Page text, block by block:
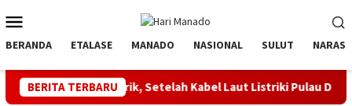
ke
kontenMobile
BERANDA ETALASE MANADO NASIONAL SULUT NARASI
BERITA TERBARU
Berlistrik, Setelah Kabel Laut Listriki Pulau Dudepo